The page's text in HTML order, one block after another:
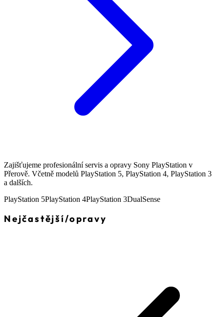
Zajišťujeme profesionální servis a opravy Sony PlayStation v
Přerově. Včetně modelů PlayStation 5, PlayStation 4, PlayStation 3
a dalších.
PlayStation 5PlayStation 4PlayStation 3DualSense
Nejčastější/opravy